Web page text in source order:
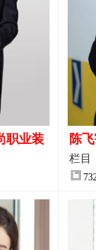
职业装
陈
图片
栏目